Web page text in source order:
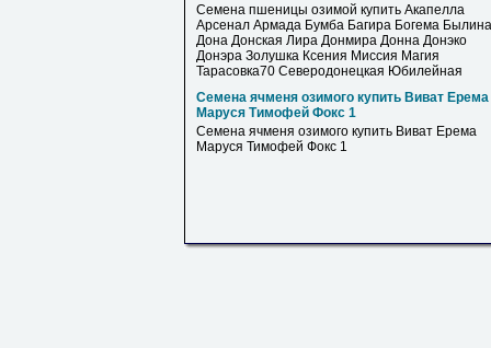
Семена пшеницы озимой купить Акапелла
Арсенал Армада Бумба Багира Богема Былина
Дона Донская Лира Донмира Донна Донэко
Донэра Золушка Ксения Миссия Магия
Тарасовка70 Северодонецкая Юбилейная
Семена ячменя озимого купить Виват Ерема
Маруся Тимофей Фокс 1
Семена ячменя озимого купить Виват Ерема
Маруся Тимофей Фокс 1